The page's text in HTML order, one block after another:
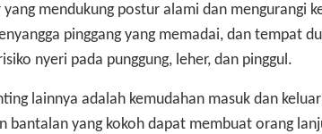
mendukung postur alami dan mengurangi
pinggang yang memadai, dan tempat
nyeri pada punggung, leher, dan pinggul.
lainnya adalah kemudahan masuk dan
bantalan yang kokoh dapat membuat orang